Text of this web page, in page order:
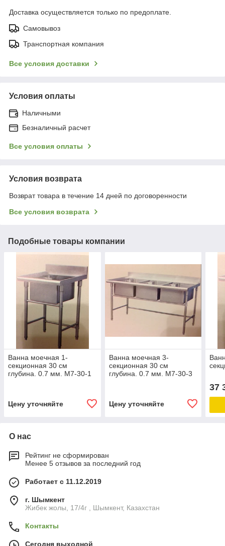
Доставка осуществляется только по предоплате.
Самовывоз
Транспортная компания
Все условия доставки
Условия оплаты
Наличными
Безналичный расчет
Все условия оплаты
Условия возврата
Возврат товара в течение 14 дней по договоренности
Все условия возврата
Подобные товары компании
Ванна моечная 1-
секционная 30 см
глубина. 0.7 мм. M7-30-1
Цену уточняйте
Ванна моечная 3-
секционная 30 см
глубина. 0.7 мм. M7-30-3
Цену уточняйте
37
О нас
Рейтинг не сформирован
Менее 5 отзывов за последний год
Работает с 11.12.2019
г. Шымкент
Жибек жолы, 17/4г , Шымкент, Казахстан
Контакты
Сегодня выходной